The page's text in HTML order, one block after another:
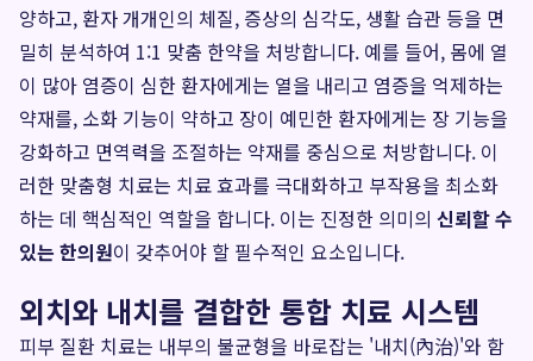
양하고, 환자 개개인의 체질, 증상의 심각도, 생활 습관 등을 면
밀히 분석하여 1:1 맞춤 한약을 처방합니다. 예를 들어, 몸에 열
이 많아 염증이 심한 환자에게는 열을 내리고 염증을 억제하는
약재를, 소화 기능이 약하고 장이 예민한 환자에게는 장 기능을
강화하고 면역력을 조절하는 약재를 중심으로 처방합니다. 이
러한 맞춤형 치료는 치료 효과를 극대화하고 부작용을 최소화
하는 데 핵심적인 역할을 합니다. 이는 진정한 의미의 신뢰할 수
있는 한의원이 갖추어야 할 필수적인 요소입니다.
외치와 내치를 결합한 통합 치료 시스템
피부 질환 치료는 내부의 불균형을 바로잡는 '내치(內治)'와 함